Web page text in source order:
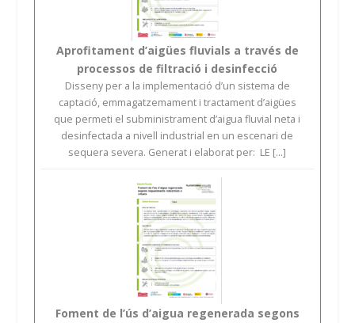
Aprofitament d’aigües fluvials a través de
processos de filtració i desinfecció
Disseny per a la implementació d’un sistema de
captació, emmagatzemament i tractament d’aigües
que permeti el subministrament d’aigua fluvial neta i
desinfectada a nivell industrial en un escenari de
sequera severa. Generat i elaborat per: LE [...]
Foment de l’ús d’aigua regenerada segons